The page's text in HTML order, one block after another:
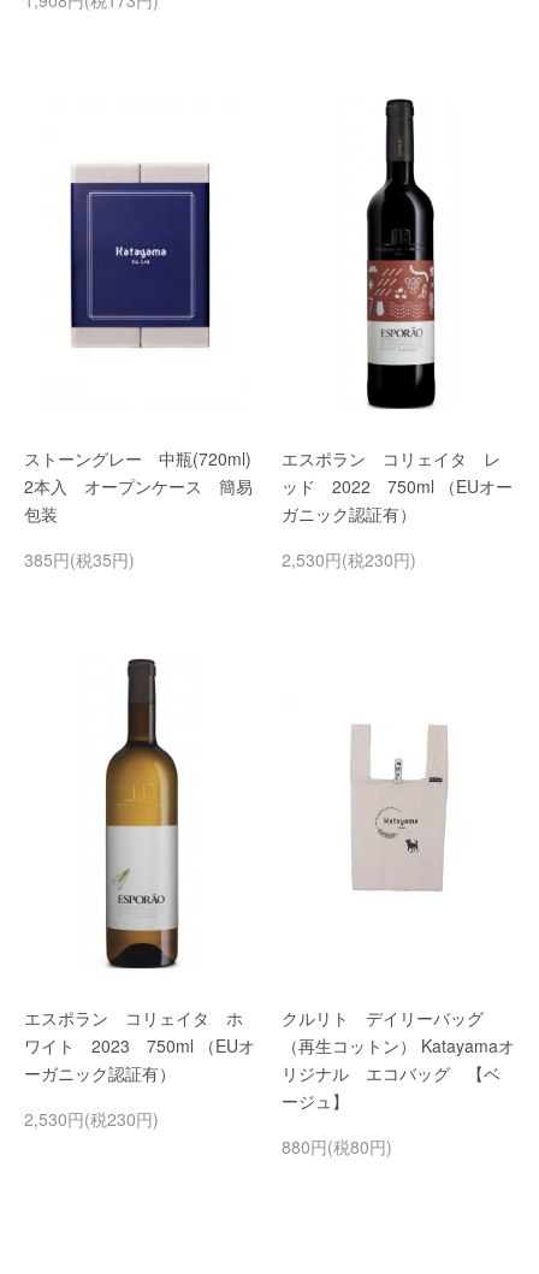
ストーングレー 中瓶(720ml)
2本入 オープンケース 簡易
包装
385円(税35円)
エスポラン コリェイタ レ
ッド 2022 750ml （EUオー
ガニック認証有）
2,530円(税230円)
エスポラン コリェイタ ホ
ワイト 2023 750ml （EUオ
ーガニック認証有）
2,530円(税230円)
クルリト デイリーバッグ
（再生コットン） Katayamaオ
リジナル エコバッグ 【ベ
ージュ】
880円(税80円)